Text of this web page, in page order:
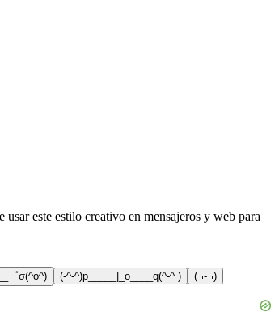
este estilo creativo en mensajeros y web para
゜σ(^o^) (-^-^)p_____|_o____q(^-^ ) (¬-¬)